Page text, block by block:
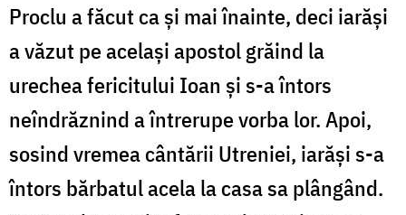
Proclu a făcut ca și mai înainte, deci iarăși
a văzut pe același apostol grăind la
urechea fericitului Ioan și s-a întors
neîndrăznind a întrerupe vorba lor. Apoi,
sosind vremea cântării Utreniei, iarăși s-a
întors bărbatul acela la casa sa plângând.